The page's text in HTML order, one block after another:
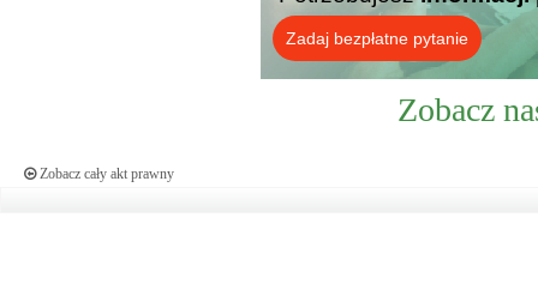
Zadaj bezpłatne pytanie
Zobacz
Zobacz cały akt prawny